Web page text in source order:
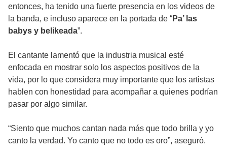
entonces, ha tenido una fuerte presencia en los videos de
la banda, e incluso aparece en la portada de “Pa’ las
babys y belikeada”.
El cantante lamentó que la industria musical esté
enfocada en mostrar solo los aspectos positivos de la
vida, por lo que considera muy importante que los artistas
hablen con honestidad para acompañar a quienes podrían
pasar por algo similar.
“Siento que muchos cantan nada más que todo brilla y yo
canto la verdad. Yo canto que no todo es oro”, aseguró.